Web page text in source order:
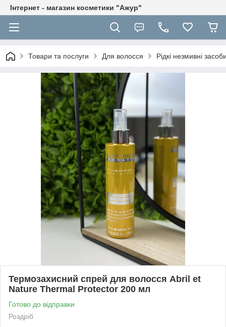
Інтернет - магазин косметики "Ажур"
Товари та послуги Для волосся Рідкі незмивні
Термозахисний спрей для волосся Abril et
Nature Thermal Protector 200 мл
Готово до відправки
Роздріб